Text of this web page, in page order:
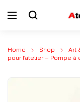
Home Shop Art
pour l’atelier – Pompe